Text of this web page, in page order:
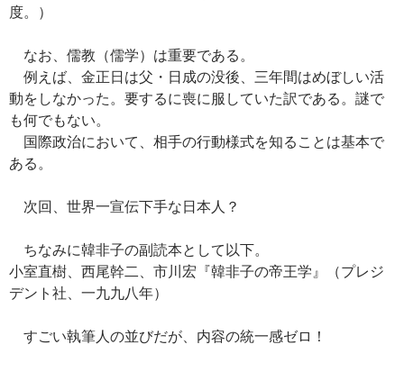
度。）
なお、儒教（儒学）は重要である。
例えば、金正日は父・日成の没後、三年間はめぼしい活
動をしなかった。要するに喪に服していた訳である。謎で
も何でもない。
国際政治において、相手の行動様式を知ることは基本で
ある。
次回、世界一宣伝下手な日本人？
ちなみに韓非子の副読本として以下。
小室直樹、西尾幹二、市川宏『韓非子の帝王学』（プレジ
デント社、一九九八年）
すごい執筆人の並びだが、内容の統一感ゼロ！